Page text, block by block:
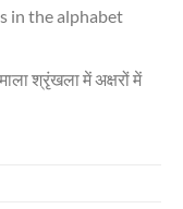
in the alphabet
श्रृंखला में अक्षरों में